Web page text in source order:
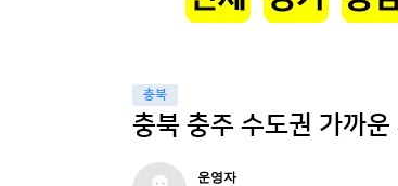
충북
충북 충주 수도권 가까운
운영자